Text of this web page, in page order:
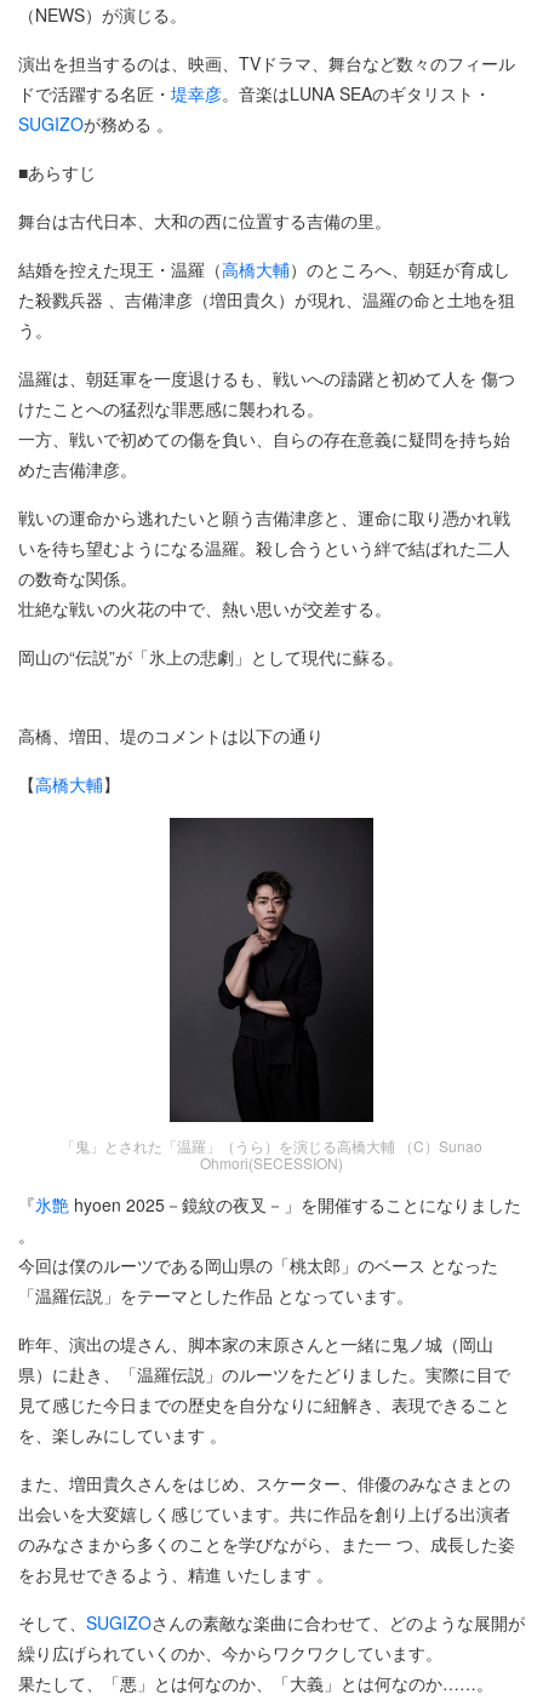
（NEWS）が演じる。
演出を担当するのは、映画、TVドラマ、舞台など数々のフィール
ドで活躍する名匠・ 堤幸彦。音楽はLUNA SEAのギタリスト・
SUGIZOが務める 。
■あらすじ
舞台は古代日本、大和の西に位置する吉備の里。
結婚を控えた現王・温羅（高橋大輔）のところへ、朝廷が育成し
た殺戮兵器 、吉備津彦（増田貴久）が現れ、温羅の命と土地を狙
う。
温羅は、朝廷軍を一度退けるも、戦いへの躊躇と初めて人を 傷つ
けたことへの猛烈な罪悪感に襲われる。
一方、戦いで初めての傷を負い、自らの存在意義に疑問を持ち始
めた吉備津彦。
戦いの運命から逃れたいと願う吉備津彦と、運命に取り憑かれ戦
いを待ち望むようになる温羅。殺し合うという絆で結ばれた二人
の数奇な関係。
壮絶な戦いの火花の中で、熱い思いが交差する。
岡山の“伝説”が「氷上の悲劇」として現代に蘇る。
高橋、増田、堤のコメントは以下の通り
【高橋大輔】
「鬼」とされた「温羅」（うら）を演じる高橋大輔 （C）Sunao
Ohmori(SECESSION)
『氷艶 hyoen 2025－鏡紋の夜叉－」を開催することになりました
。
今回は僕のルーツである岡山県の「桃太郎」のベース となった
「温羅伝説」をテーマとした作品 となっています。
昨年、演出の堤さん、脚本家の末原さんと一緒に鬼ノ城（岡山
県）に赴き、「温羅伝説」のルーツをたどりました。実際に目で
見て感じた今日までの歴史を自分なりに紐解き、表現できること
を、楽しみにしています 。
また、増田貴久さんをはじめ、スケーター、俳優のみなさまとの
出会いを大変嬉しく感じています。共に作品を創り上げる出演者
のみなさまから多くのことを学びながら、また一 つ、成長した姿
をお見せできるよう、精進 いたします 。
そして、 SUGIZOさんの素敵な楽曲に合わせて、どのような展開が
繰り広げられていくのか、今からワクワクしています。
果たして、「悪」とは何なのか、「大義」とは何なのか……。